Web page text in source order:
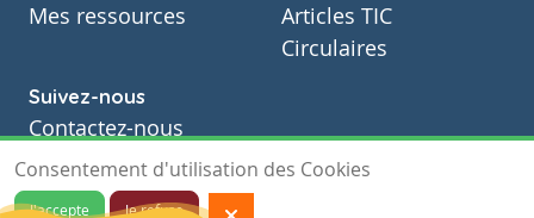
Mes ressources
Articles TIC
Circulaires
Suivez-nous
Contactez-nous
Soutien scolaire
Notre page Facebook
Consentement d'utilisation des Cookies
J'accepte Je refuse